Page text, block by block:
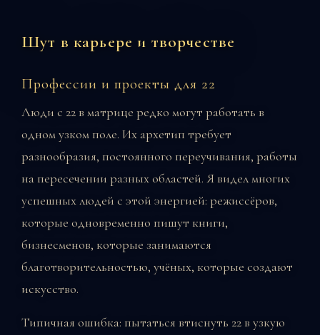
Шут в карьере и творчестве
Профессии и проекты для 22
Люди с 22 в матрице редко могут работать в
одном узком поле. Их архетип требует
разнообразия, постоянного переучивания, работы
на пересечении разных областей. Я видел многих
успешных людей с этой энергией: режиссёров,
которые одновременно пишут книги,
бизнесменов, которые занимаются
благотворительностью, учёных, которые создают
искусство.
Типичная ошибка: пытаться втиснуть 22 в узкую